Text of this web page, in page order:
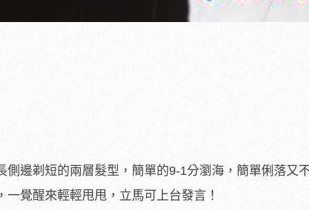
邊剃短的兩層髮型，簡單的9-1分瀏海，簡單俐落又
覺醒來輕輕甩甩，立馬可上台發言！